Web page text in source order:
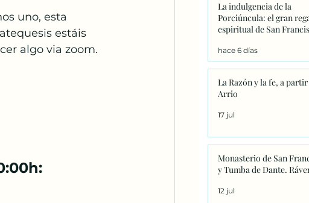
uno, esta
estáis
algo via zoom.
La indulgencia de la
Porciúncula: el gran
espiritual de San
significado único
hace 6 días
La Razón y la fe, a
Arrio
17 jul
Monasterio de San
y Tumba de Dante.
12 jul